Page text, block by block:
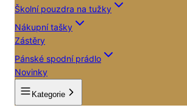
Školní pouzdra na tužky
Nákupní tašky
Zástěry
Pánské spodní prádlo
Novinky
Kategorie